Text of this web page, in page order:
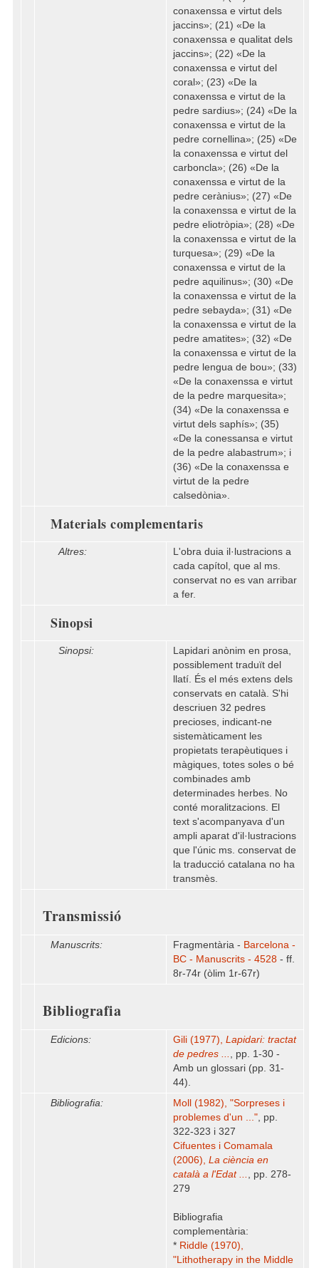
conaxenssa e virtut dels
jaccins»; (21) «De la
conaxenssa e qualitat dels
jaccins»; (22) «De la
conaxenssa e virtut del
coral»; (23) «De la
conaxenssa e virtut de la
pedre sardius»; (24) «De la
conaxenssa e virtut de la
pedre cornellina»; (25) «De
la conaxenssa e virtut del
carboncla»; (26) «De la
conaxenssa e virtut de la
pedre cerànius»; (27) «De
la conaxenssa e virtut de la
pedre eliotròpia»; (28) «De
la conaxenssa e virtut de la
turquesa»; (29) «De la
conaxenssa e virtut de la
pedre aquilinus»; (30) «De
la conaxenssa e virtut de la
pedre sebayda»; (31) «De
la conaxenssa e virtut de la
pedre amatites»; (32) «De
la conaxenssa e virtut de la
pedre lengua de bou»; (33)
«De la conaxenssa e virtut
de la pedre marquesita»;
(34) «De la conaxenssa e
virtut dels saphís»; (35)
«De la conessansa e virtut
de la pedre alabastrum»; i
(36) «De la conaxenssa e
virtut de la pedre
calsedònia».
Materials complementaris
Altres:
L'obra duia il·lustracions a
cada capítol, que al ms.
conservat no es van arribar
a fer.
Sinopsi
Sinopsi:
Lapidari anònim en prosa,
possiblement traduït del
llatí. És el més extens dels
conservats en català. S'hi
descriuen 32 pedres
precioses, indicant-ne
sistemàticament les
propietats terapèutiques i
màgiques, totes soles o bé
combinades amb
determinades herbes. No
conté moralitzacions. El
text s'acompanyava d'un
ampli aparat d'il·lustracions
que l'únic ms. conservat de
la traducció catalana no ha
transmès.
Transmissió
Manuscrits: Fragmentària - Barcelona -
BC - Manuscrits - 4528 - ff.
8r-74r (òlim 1r-67r)
Bibliografia
Edicions: Gili (1977), Lapidari: tractat
de pedres ... , pp. 1-30 -
Amb un glossari (pp. 31-
44).
Bibliografia:
Moll (1982), "Sorpreses i
problemes d'un ...", pp.
322-323 i 327
Cifuentes i Comamala
(2006), La ciència en
català a l'Edat ... , pp. 278-
279
Bibliografia
complementària:
* Riddle (1970),
"Lithotherapy in the Middle